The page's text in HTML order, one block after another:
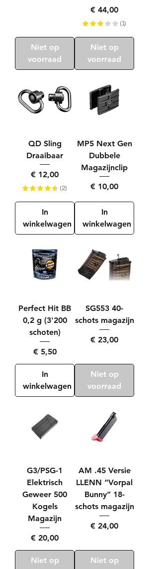
Niet op
voorraad
Prijs
€ 44,00
★ ★ ★ ★ ★ 1
1
Niet op
voorraad
QD Sling
Draaibaar
Prijs
€ 12,00
★ ★ ★ ★ ★ 2
2
In
winkelwagen
MP5 Next Gen
Dubbele
Magazijnclip
Prijs
€ 10,00
In
winkelwagen
Perfect Hit BB
0,2 g (3'200
schoten)
Prijs
€ 5,50
In
winkelwagen
SG553 40-
schots magazijn
Prijs
€ 23,00
Niet op
voorraad
G3/PSG-1
Elektrisch
Geweer 500
Kogels
Magazijn
Prijs
€ 20,00
Niet op
AM .45 Versie
LLENN “Vorpal
Bunny” 18-
schots magazijn
Prijs
€ 24,00
Niet op